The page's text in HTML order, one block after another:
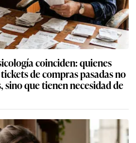
coinciden: quienes
de compras pasadas no
sino que tienen necesidad de